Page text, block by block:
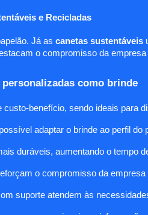
e Recicladas
Já as canetas sustentáveis
o compromisso da
como brinde
benefício, sendo ideais para
adaptar o brinde ao perfil do
duráveis, aumentando o tempo
o compromisso da
suporte atendem às